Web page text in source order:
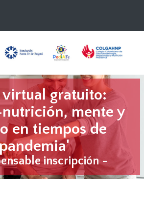
virtual gratuito:
mente y
en tiempos de
inscripción -